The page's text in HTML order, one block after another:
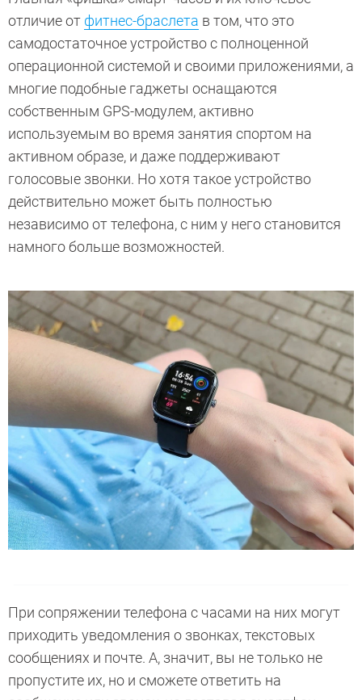
отличие от фитнес-браслета в том, что это
самодостаточное устройство с полноценной
операционной системой и своими приложениями, а
многие подобные гаджеты оснащаются
собственным GPS-модулем, активно
используемым во время занятия спортом на
активном образе, и даже поддерживают
голосовые звонки. Но хотя такое устройство
действительно может быть полностью
независимо от телефона, с ним у него становится
намного больше возможностей.
При сопряжении телефона с часами на них могут
приходить уведомления о звонках, текстовых
сообщениях и почте. А, значит, вы не только не
пропустите их, но и сможете ответить на